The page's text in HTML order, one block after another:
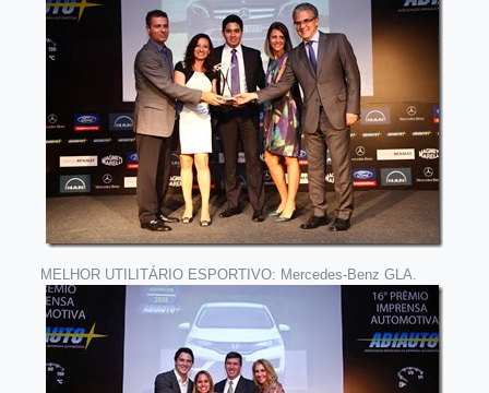
MELHOR UTILITÁRIO ESPORTIVO: Mercedes-Benz GLA.